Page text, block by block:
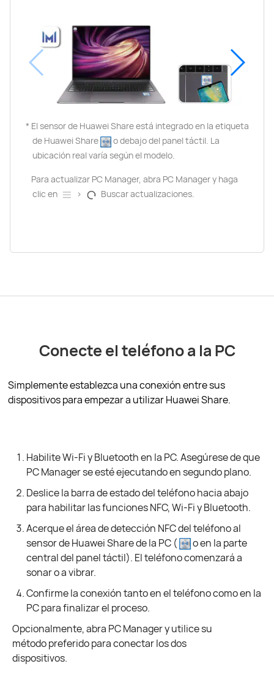
* El sensor de Huawei Share está integrado en la etiqueta
de Huawei Share
o debajo del panel táctil. La
ubicación real varía según el modelo.
Para actualizar PC Manager, abra PC Manager y haga
clic en
> Buscar actualizaciones.
Conecte el teléfono a la PC
Simplemente establezca una conexión entre sus
dispositivos para empezar a utilizar Huawei Share.
Habilite Wi-Fi y Bluetooth en la PC. Asegúrese de que
PC Manager se esté ejecutando en segundo plano.
Deslice la barra de estado del teléfono hacia abajo
para habilitar las funciones NFC, Wi-Fi y Bluetooth.
Acerque el área de detección NFC del teléfono al
sensor de Huawei Share de la PC (
o en la parte
central del panel táctil). El teléfono comenzará a
sonar o a vibrar.
Confirme la conexión tanto en el teléfono como en la
PC para finalizar el proceso.
Opcionalmente, abra PC Manager y utilice su
método preferido para conectar los dos
dispositivos.